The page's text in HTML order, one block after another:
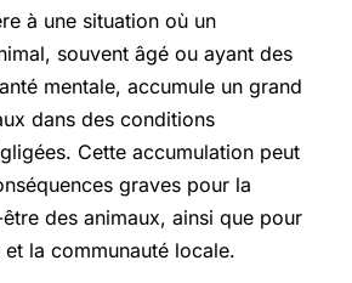
à une situation où un
souvent âgé ou ayant des
mentale, accumule un grand
dans des conditions
Cette accumulation peut
graves pour la
des animaux, ainsi que pour
et la communauté locale.